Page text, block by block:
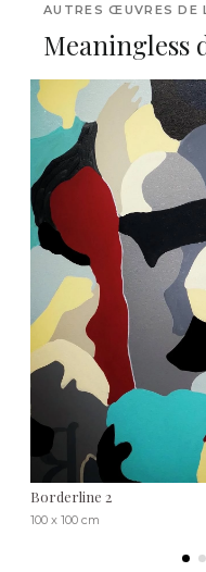
AUTRES ŒUVRES DE
Meaningless
Borderline 2
100 x 100 cm